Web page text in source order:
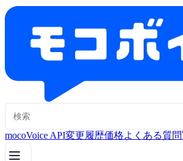
mocoVoice API変更履歴価格よくある質問